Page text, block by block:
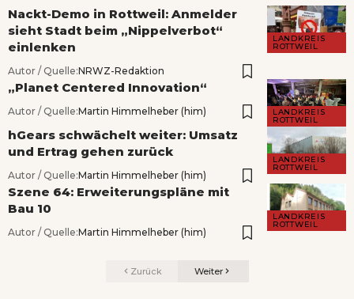
LANDKREIS
ROTTWEIL
Nackt-Demo in Rottweil: Anmelder
sieht Stadt beim „Nippelverbot“
einlenken
Autor / Quelle:NRWZ-Redaktion
LANDKREIS
ROTTWEIL
„Planet Centered Innovation“
Autor / Quelle:Martin Himmelheber (him)
LANDKREIS
ROTTWEIL
hGears schwächelt weiter: Umsatz
und Ertrag gehen zurück
Autor / Quelle:Martin Himmelheber (him)
LANDKREIS
ROTTWEIL
Szene 64: Erweiterungspläne mit
Bau 10
Autor / Quelle:Martin Himmelheber (him)
Zurück Weiter